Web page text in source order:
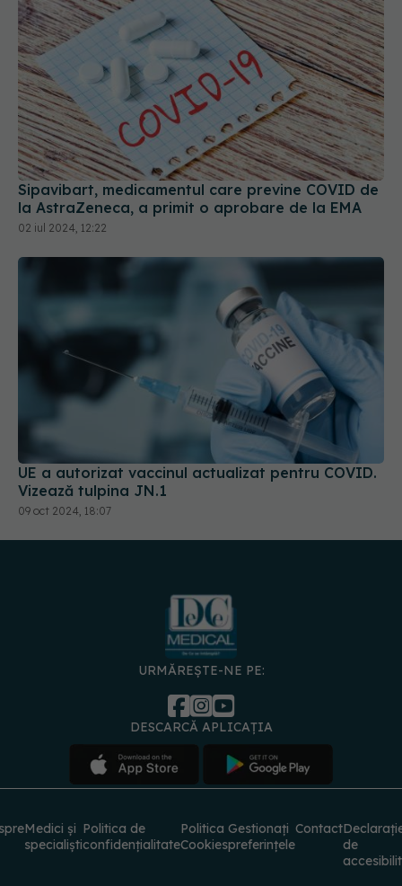
Sipavibart, medicamentul care previne COVID de
la AstraZeneca, a primit o aprobare de la EMA
02 iul 2024, 12:22
UE a autorizat vaccinul actualizat pentru COVID.
Vizează tulpina JN.1
09 oct 2024, 18:07
URMĂREȘTE-NE PE:
DESCARCĂ APLICAȚIA
Medici și
specialiști
Politica de
confidențialitate
Politica
Cookies
Gestionați
preferințele
Contact
de